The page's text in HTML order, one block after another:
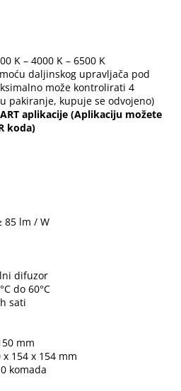
K – 4000 K – 6500 K
daljinskog upravljača pod
može kontrolirati 4
pakiranje, kupuje se odvojeno)
aplikacije (Aplikaciju možete
koda)
85 lm / W
difuzor
do 60°C
sati
mm
154 x 154 mm
komada